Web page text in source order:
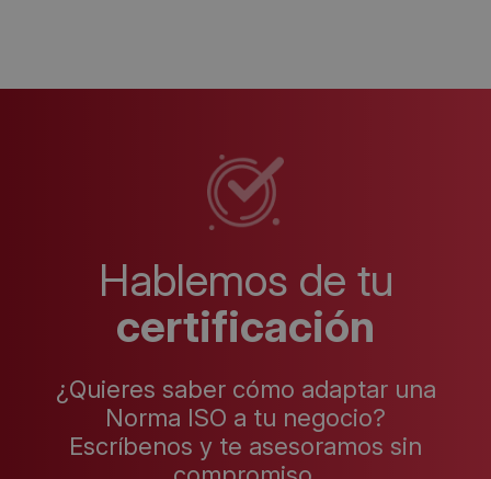
Hablemos de tu
certificación
¿Quieres saber cómo adaptar una
Norma ISO a tu negocio?
Escríbenos y te asesoramos sin